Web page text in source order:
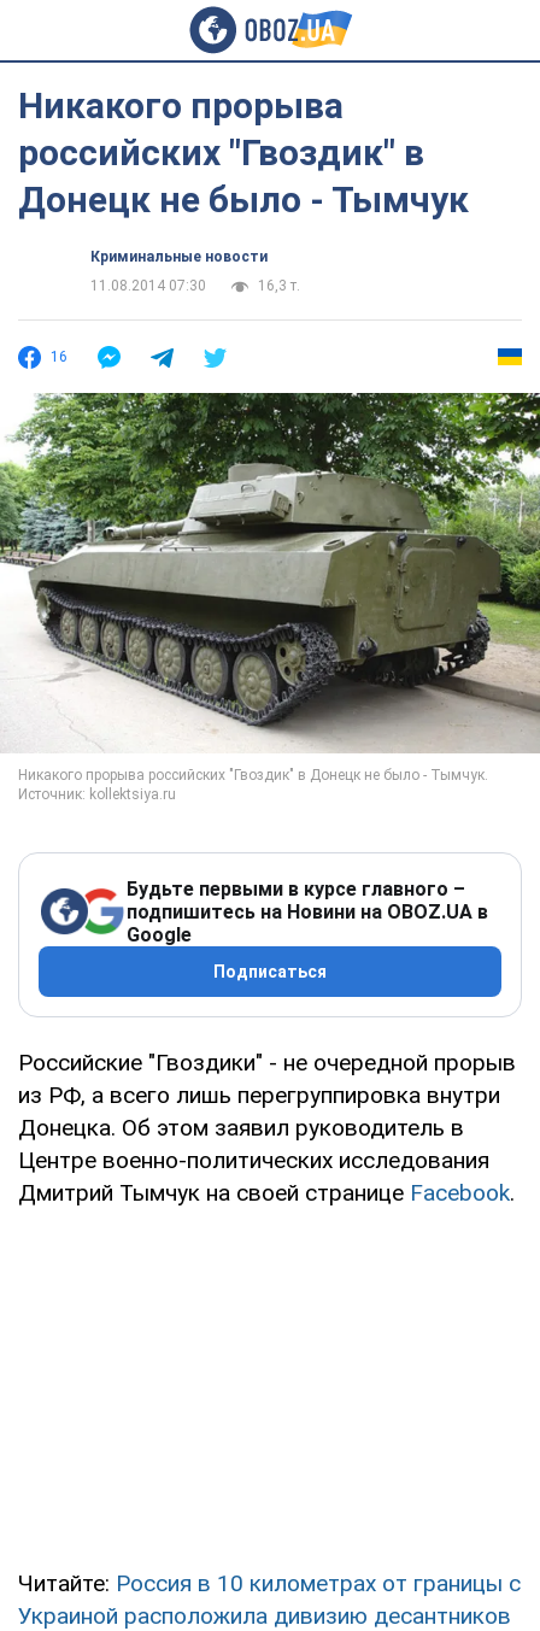
Никакого прорыва
российских "Гвоздик" в
Донецк не было - Тымчук
Криминальные новости
11.08.2014 07:30
16,3 т.
16
Будьте первыми в курсе главного –
подпишитесь на Новини на OBOZ.UA в
Google
Подписаться
Российские "Гвоздики" - не очередной прорыв
из РФ, а всего лишь перегруппировка внутри
Донецка. Об этом заявил руководитель в
Центре военно-политических исследования
Дмитрий Тымчук на своей странице Facebook.
Читайте: Россия в 10 километрах от границы с
Украиной расположила дивизию десантников